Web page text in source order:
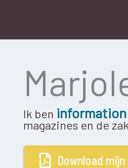
inhoud
Ik ben
magazines en de
Download